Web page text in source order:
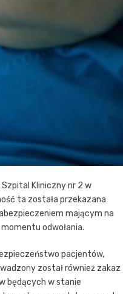
Kliniczny nr 2 w
ta została przekazana
mającym na
odwołania.
pacjentów,
został również zakaz
będących w stanie